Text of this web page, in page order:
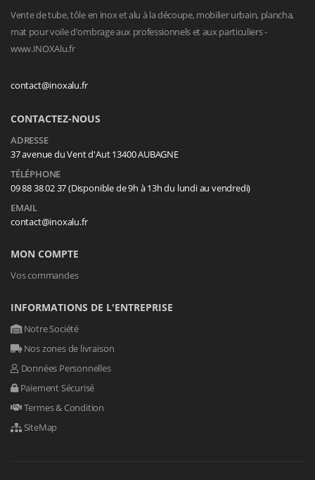
Vente de tube, tôle en inox et alu à la découpe, mobilier urbain, plancha,
mat pour voile d'ombrage aux professionnels et aux particuliers -
www.INOXAlu.fr
contact@inoxalu.fr
CONTACTEZ-NOUS
ADRESSE
37 avenue du Vent d'Aut 13400 AUBAGNE
TÉLÉPHONE
09 88 38 02 37 (Disponible de 9h à 13h du lundi au vendredi)
EMAIL
contact@inoxalu.fr
MON COMPTE
Vos commandes
INFORMATIONS DE L'ENTREPRISE
Notre Société
Nos zones de livraison
Données Personnelles
Paiement Sécurisé
Termes & Condition
SiteMap